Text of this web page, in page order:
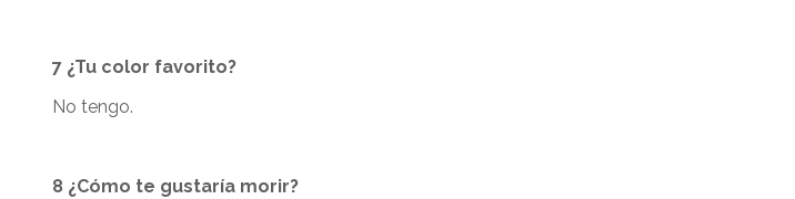
7 ¿Tu color favorito?
No tengo.
8 ¿Cómo te gustaría morir?